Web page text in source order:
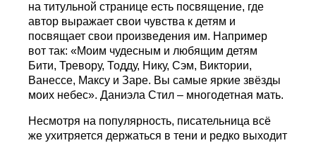
на титульной странице есть посвящение, где
автор выражает свои чувства к детям и
посвящает свои произведения им. Например
вот так: «Моим чудесным и любящим детям
Бити, Тревору, Тодду, Нику, Сэм, Виктории,
Ванессе, Максу и Заре. Вы самые яркие звёзды
моих небес». Даниэла Стил – многодетная мать.
Несмотря на популярность, писательница всё
же ухитряется держаться в тени и редко выходит